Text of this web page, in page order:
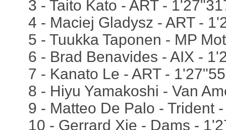
3 - Taito Kato - ART -
4 - Maciej Gladysz - ART -
5 - Tuukka Taponen - MP
6 - Brad Benavides - AIX -
7 - Kanato Le - ART -
8 - Hiyu Yamakoshi - Van
9 - Matteo De Palo - Trident
10 - Gerrard Xie - Dams -